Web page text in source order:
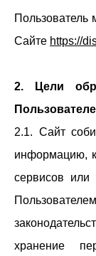
Пользователь
Сайте https://
2. Цели
2.1. Сайт
информацию,
сервисов или
хранение